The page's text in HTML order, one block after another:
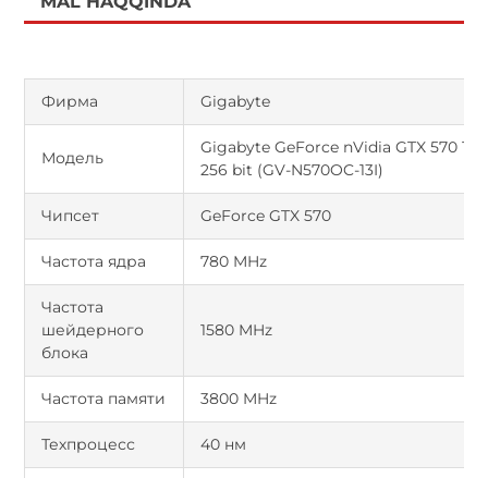
Фирма Gigabyte
Модель
Gigabyte GeForce nVidia GTX 570
256 bit (GV-N570OC-13I)
Чипсет GeForce GTX 570
Частота ядра 780 MHz
Частота
шейдерного
блока
1580 MHz
Частота памяти 3800 MHz
Техпроцесс 40 нм